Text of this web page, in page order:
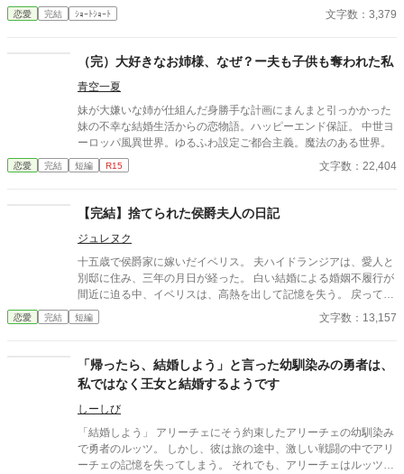
んが戻って来たと知らせが来る…。
恋愛 完結 ｼｮｰﾄｼｮｰﾄ 文字数：3,379
（完）大好きなお姉様、なぜ？ー夫も子供も奪われた私
青空一夏
妹が大嫌いな姉が仕組んだ身勝手な計画にまんまと引っかかった
妹の不幸な結婚生活からの恋物語。ハッピーエンド保証。 中世ヨ
ーロッパ風異世界。ゆるふわ設定ご都合主義。魔法のある世界。
恋愛 完結 短編 R15 文字数：22,404
【完結】捨てられた侯爵夫人の日記
ジュレヌク
十五歳で侯爵家に嫁いだイベリス。 夫ハイドランジアは、愛人と
別邸に住み、三年の月日が経った。 白い結婚による婚姻不履行が
間近に迫る中、イベリスは、高熱を出して記憶を失う。 戻ってき
た夫は、妻に仕える侍女アリッサムから、いない月日の間書き綴
られた日記を手渡される。 そこには、出会った日から自分を恋し
なり、美しく成長した妻を前に、ハイドランジアは、心が揺ら
ぐ。 自分への恋心を忘れてしまったとしても、これ程までに思っ
てくれていたのなら、また、愛を育めるのではないのか？ 様々な
人間の思いが交錯し、物語は、思わぬ方向へと進んでいく。
恋愛 完結 短編 文字数：13,157
「帰ったら、結婚しよう」と言った幼馴染みの勇者は、
私ではなく王女と結婚するようです
しーしび
「結婚しよう」 アリーチェにそう約束したアリーチェの幼馴染み
で勇者のルッツ。 しかし、彼は旅の途中、激しい戦闘の中でアリ
ーチェの記憶を失ってしまう。 それでも、アリーチェはルッツに